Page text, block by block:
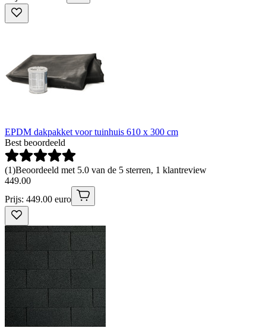
EPDM dakpakket voor tuinhuis 610 x 300 cm
Best beoordeeld
(1)Beoordeeld met 5.0 van de 5 sterren, 1 klantreview
449.00
Prijs: 449.00 euro